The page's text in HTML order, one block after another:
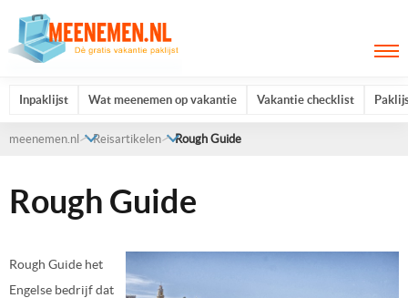
Inpaklijst Wat meenemen op vakantie Vakantie checklist
meenemen.nl Reisartikelen Rough Guide
Rough Guide
Rough Guide het
Engelse bedrijf dat